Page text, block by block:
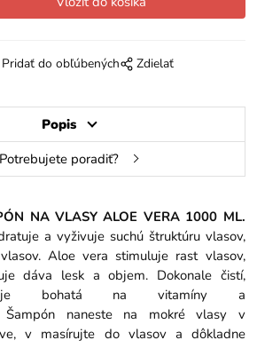
Pridať do obľúbených Zdielať
Popis
Potrebujete poradiť?
NA VLASY ALOE VERA 1000 ML.
a vyživuje suchú štruktúru vlasov,
Aloe vera stimuluje rast vlasov,
dáva lesk a objem. Dokonale čistí,
bohatá na vitamíny a
Šampón naneste na mokré vlasy v
v masírujte do vlasov a dôkladne